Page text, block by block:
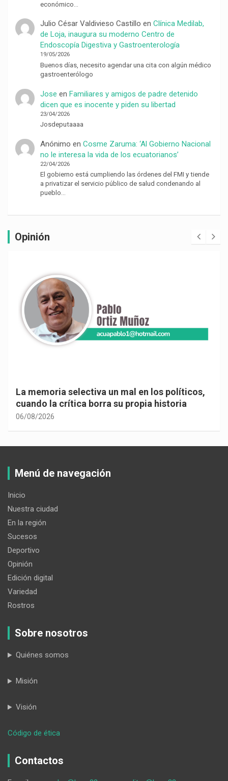
económico…
Julio César Valdivieso Castillo en Clínica Medilab,
de Loja, inaugura su moderno Centro de
Endoscopía Digestiva y Gastroenterología
19/05/2026
Buenos días, necesito agendar una cita con algún médico
gastroenterólogo
Jose en Familiares y amigos de padre detenido
dicen que es inocente y piden su libertad
23/04/2026
Josdeputaaaa
Anónimo en Cosme Zaruma: ‘Al Gobierno Nacional
no le interesa la vida de los ecuatorianos’
22/04/2026
El gobierno está cumpliendo las órdenes del FMI y tiende
a privatizar el servicio público de salud condenando al
pueblo…
Opinión
La memoria selectiva un mal en los políticos,
cuando la crítica borra su propia historia
06/08/2026
Menú de navegación
Inicio
Nuestra ciudad
En la región
Sucesos
Deportivo
Opinión
Edición digital
Variedad
Rostros
Sobre nosotros
Quiénes somos
Misión
Visión
Código de ética
06-
Contactos